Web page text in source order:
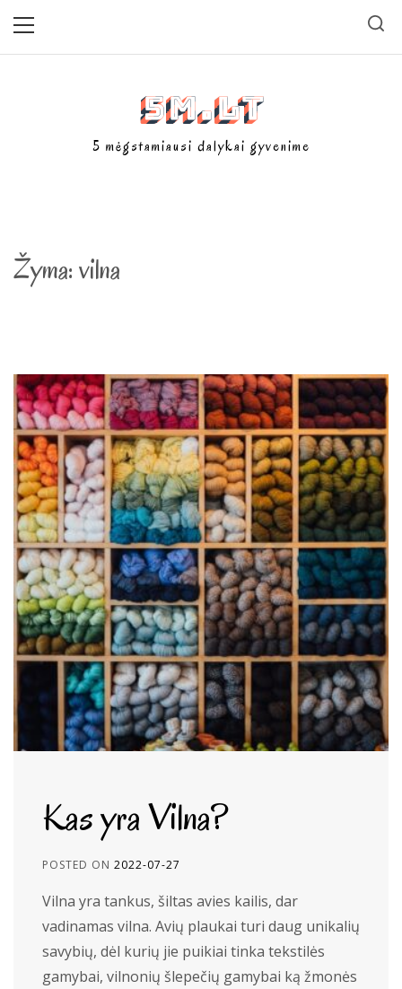
5m.lt
5 mėgstamiausi dalykai gyvenime
Žyma:vilna
Kas yra Vilna?
POSTED ON 2022-07-27
Vilna yra tankus, šiltas avies kailis, dar
vadinamas vilna. Avių plaukai turi daug unikalių
savybių, dėl kurių jie puikiai tinka tekstilės
gamybai, vilnonių šlepečių gamybai ką žmonės